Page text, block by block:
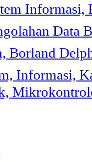
Informasi,
Data
Borland
Informasi,